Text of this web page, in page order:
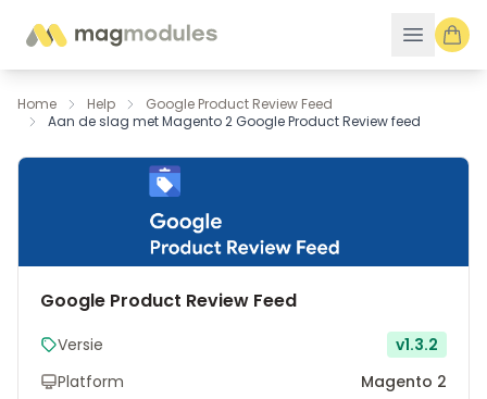
Home Help
Google Product Review Feed
Aan de slag met Magento 2 Google Product Review feed
Google Product Review Feed
Versie
v1.3.2
Platform
Magento 2